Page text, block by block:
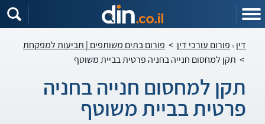
דין פורום עורכי דין > פורום בתים משותפים | תביעות למפקחת
> תקן למחסום חנייה בחניה פרטית בביית משוטף
תקן למחסום חנייה בחניה
פרטית בביית משוטף